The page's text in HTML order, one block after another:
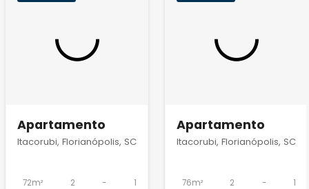
Apartamento
Itacorubi, Florianópolis, SC
72m² 2 - 1
Apartamento
Itacorubi, Florianópolis, SC
76m² 2 - 1